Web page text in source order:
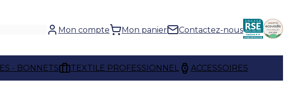
Mon compte Mon panier Contactez-nous
- BONNETS TEXTILE PROFESSIONNEL ACCESSOIRES